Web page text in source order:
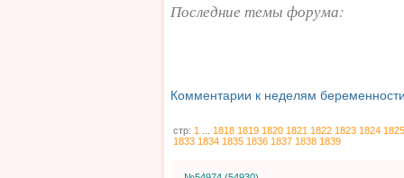
Последние темы форума:
Комментарии к неделям
стр: 1 1818 1819 1820 1821 1822 1823 1824 1825
1833 1834 1835 1836 1837 1838 1839